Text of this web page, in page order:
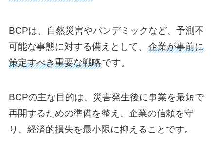
BCPは、自然災害やパンデミックなど、予測不
可能な事態に対する備えとして、 企業が事前に
策定すべき重要な戦略です。
BCPの主な目的は、災害発生後に事業を最短で
再開するための準備を整え、企業の信頼を守
り、経済的損失を最小限に抑えることです。